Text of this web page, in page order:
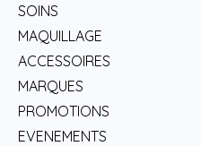
SOINS
MAQUILLAGE
ACCESSOIRES
MARQUES
PROMOTIONS
EVENEMENTS